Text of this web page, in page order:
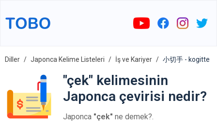
Diller Japonca Kelime Listeleri İş ve Kariyer 小切手 - kogitte
"çek" kelimesinin
Japonca çevirisi nedir?
Japonca "çek" ne demek?.